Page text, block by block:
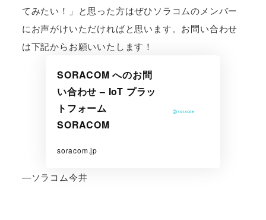
てみたい！」と思った方はぜひソラコムのメンバー
にお声がけいただければと思います。お問い合わせ
は下記からお願いいたします！
SORACOM へのお問
い合わせ – IoT プラッ
トフォーム
SORACOM
soracom.jp
—ソラコム今井